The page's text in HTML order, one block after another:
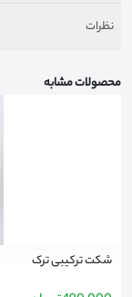
نظرات
محصولات مشابه
شکت ترکیبی ترک